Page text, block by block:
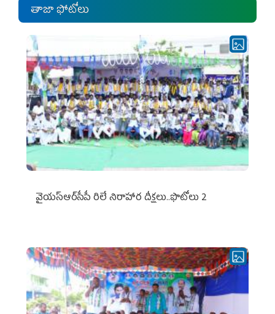
తాజా ఫోటోలు
వైయ‌స్ఆర్‌సీపీ రిలే నిరాహార దీక్షలు..ఫొటోలు 2